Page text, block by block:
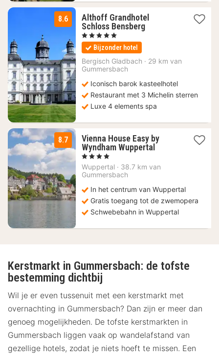
8.6
Althoff Grandhotel
Schloss Bensberg1
€
, 5 Sterren
Bijzonder hotel
Bergisch Gladbach · 29 km van
Gummersbach
Iconisch barok kasteelhotel
Restaurant met 3 Michelin sterren
Luxe 4 elements spa
8.7
Vienna House Easy by
Wyndham Wuppertal2
vanaf
, 4 Sterren
Wuppertal · 38.7 km van
Gummersbach
In het centrum van Wuppertal
Gratis toegang tot de zwemopera
Schwebebahn in Wuppertal
Kerstmarkt in Gummersbach: de tofste
bestemming dichtbij
Wil je er even tussenuit met een kerstmarkt met
overnachting in Gummersbach? Dan zijn er meer dan
genoeg mogelijkheden. De tofste kerstmarkten in
Gummersbach liggen vaak op wandelafstand van
gezellige hotels, zodat je niets hoeft te missen. Een